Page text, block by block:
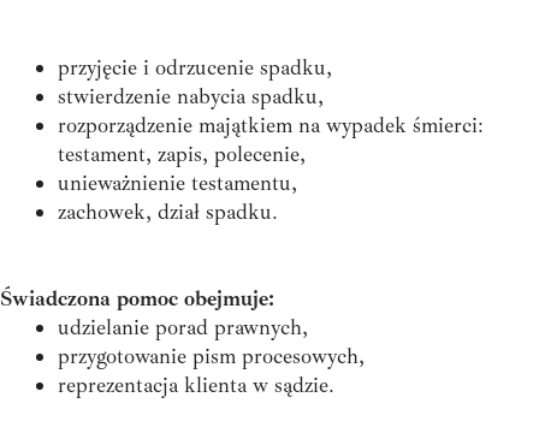
przyjęcie i odrzucenie spadku,
stwierdzenie nabycia spadku,
rozporządzenie majątkiem na wypadek śmierci:
testament, zapis, polecenie,
unieważnienie testamentu,
zachowek, dział spadku.
Świadczona pomoc obejmuje:
udzielanie porad prawnych,
przygotowanie pism procesowych,
reprezentacja klienta w sądzie.